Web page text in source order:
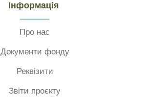
Інформація
Про нас
Документи фонду
Реквізити
Звіти проєкту